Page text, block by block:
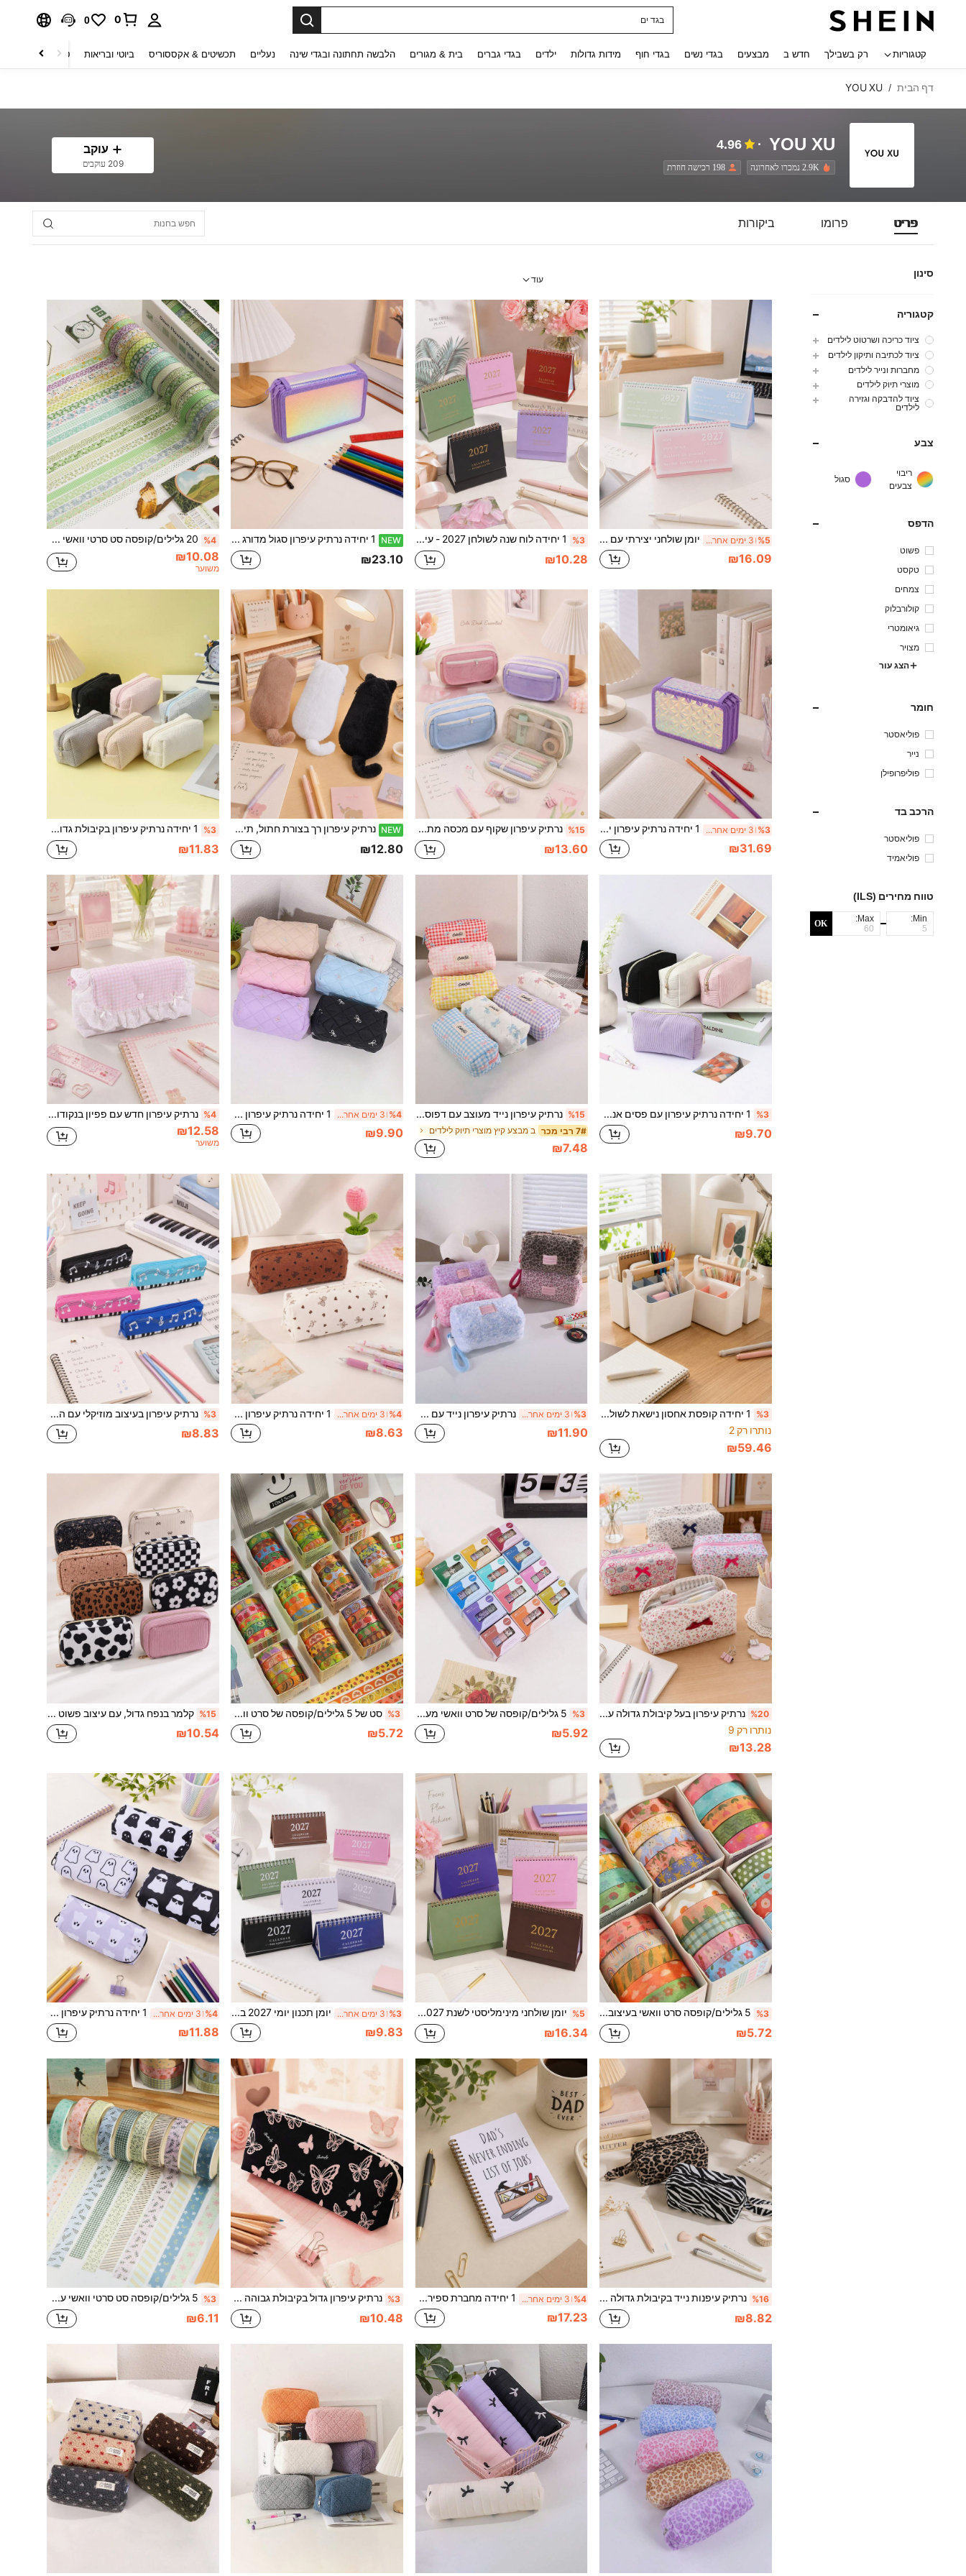
חולצות נשים
0
0
קטגוריות רק בשבילך חדש ב מבצעים בגדי נשים בגדי חוף מידות גדולות ילדים בגדי גברים בית & מגורים הלבשה תחתונה ובגדי שינה נעליים תכשיטים & אקססוריס ביוטי ובריאות טקסטיל לבית
דף הבית /
YOU XU
YOU XU
4.96
2.9K נמכרו לאחרונה 198 רכישה חוזרת
עוקב
209 עוקבים
פריט פרומו ביקורות
סינון
קטגוריה
ציוד כריכה ושרטוט לילדים
ציוד לכתיבה ותיקון לילדים
מחברות ונייר לילדים
מוצרי תיוק לילדים
ציוד להדבקה וגזירה
לילדים
צבע
ריבוי
צבעים
סגול
הדפס
פשוט
טקסט
צמחים
קולורבלוק
גיאומטרי
מצויר
הצג עור
חומר
פוליאסטר
נייר
פוליפרופילן
הרכב בד
פוליאסטר
פוליאמיד
טווח מחירים (ILS)
Min:
Max:
OK
עוד
%5 3 ימים אחרונים יומן שולחני יצירתי עם צבעי מעבר לשנת 2027, תכנון למשרד ולימודים, ספר רישום למעקב משמעת עצמית, חזרה לבית הספר
₪16.09
%3 1 יחידה לוח שנה לשולחן 2027 - עיצוב אנכי קומפקטי עם דפדוף, כריכת טבעת מתכת עמידה, פריסה חודשית ברורה, למשרד ביתי או לבית הספר, חזרה לבית הספר
₪10.28
NEW 1 יחידה נרתיק עיפרון סגול מדורג 2 שכבות, תיק אחסון כלי כתיבה לתלמידים עם דוגמת קשקשי דגים, לאחסון עטי רישום, מתנת חזרה לבית הספר לחברים
₪23.10
%4 20 גלילים/קופסה סט סרטי וואשי בעיצוב רטרו של צמחים ופרחים, 0.7 מ"מ, 2 מטרים, דוגמת טבע, לסקרפבוקינג, עבודות יד DIY, חזרה לבית הספר
₪10.08
משוער
%3 3 ימים אחרונים 1 יחידה נרתיק עיפרון יצירתי 3 שכבות סגול, תיק אחסון כלי כתיבה לסטודנטים בקיבולת גדולה עם 52 חורים, מארגן פריטי שולחן, חזרה לבית הספר
₪31.69
%15 נרתיק עיפרון שקוף עם מכסה מתהפך 9 שכבות, תיק כלי כתיבה נייד לתלמידים, תיק אחסון לפריטי שולחן וכלי כתיבה ללימודים, חזרה לבית הספר
₪13.60
NEW נרתיק עיפרון רך בצורת חתול, תיק כלי כתיבה נייד לסטודנטים, מארגן שולחן לפריטי משרד, פריט חובה לציוד בית ספר לעונת החזרה ללימודים
₪12.80
%3 1 יחידה נרתיק עיפרון בקיבולת גדולה - עיצוב אישי פשוט בצבע אחיד, נרתיק עיפרון מרווח ומאורגן היטב, מתנה לחזרה לבית הספר
₪11.83
%3 1 יחידה נרתיק עיפרון עם פסים אנכיים בצבע אחיד, תיק כלי כתיבה נייד, ציוד בית ספר לחברים גדולים ותלמידי בית ספר יסודי, מתנה לחברים
₪9.70
%15 נרתיק עיפרון נייד מעוצב עם דפוס פסים וסרטים, תיק אחסון ומארגן שולחן, נרתיק עיפרון לאחסון כלי כתיבה, ציוד חיוני לחזרה לבית הספר
7# רבי מכר ב מבצע קיץ מוצרי תיוק לילדים
₪7.48
%4 3 ימים אחרונים 1 יחידה נרתיק עיפרון עם דוגמת רקמה של פפיון צבעוני, תיק אחסון כלי כתיבה יצירתי בקיבולת גדולה, מושלם לציוד חזרה לבית הספר
₪9.90
%4 נרתיק עיפרון חדש עם פפיון בנקודות, תיק אחסון כלי כתיבה מודפס, מארגן פריטי שולחן, נרתיק עיפרון חובה לתלמידים, חזרה לבית הספר
₪12.58
משוער
%3
1 יחידה קופסת אחסון נישאת לשולחן עם 3 תאים, קופסת ארגון יצירתית נערמת, לשלטים, מוצרי בית בסיסיים, לחזרה ללימודים
נותרו רק 2
₪59.46
%3 3 ימים אחרונים נרתיק עיפרון נייד עם הדפס נמר יצירתי, עיצוב פתיחה רחבה אופנתי, לאחסון עבור סטודנטים ללימודים וחזרה לבית הספר
₪11.90
%4 3 ימים אחרונים 1 יחידה נרתיק עיפרון עם דפוס לב וסרט, תיק כלי כתיבה נייד בסגנון וינטג' לאחסון עטים, מושלם ללימודים וציוד משרדי, חזרה לבית הספר
₪8.63
%3 נרתיק עיפרון בעיצוב מוזיקלי עם הדפס פסנתר, תיק קל משקל עם רוכסן לאחסון עטים, טושים וציוד כתיבה, פריט חובה לחזרה לבית הספר וציוד לימודי
₪8.83
%20
נרתיק עיפרון בעל קיבולת גדולה עם דפוס פרחים יפה, לאחסון כלי כתיבה של תלמידים וציוד משרדי, פריט חובה לחזרה לבית הספר
נותרו רק 9
₪13.28
%3 5 גלילים/קופסה של סרט וואשי מעוטר בדוגמת צמחים ופרחים וינטג' אלגנטית, עם שילובי צבעים שונים, סרט פרחוני מעוצב, חזרה לבית הספר
₪5.92
%3 סט של 5 גלילים/קופסה של סרט וואשי מעוצב במוטיב פירות טעימים, עיצובי הדפסת פירות מגוונים, סרט דקורטיבי, מתאים ליצירה DIY, לחזרה לבית הספר
₪5.72
%15 קלמר בנפח גדול, עם עיצוב פשוט של פרחים, סרטים ולב, לאחסון כלי כתיבה של תלמידים, פריט חובה לעונת החזרה לבית הספר
₪10.54
%3 5 גלילים/קופסה סרט וואשי בעיצוב אביב ושמש חמים, בגוונים חמים, עם דוגמאות יפות של בעלי חיים וצמחים ופרחים, מתאים לניירייה, לחזרה לבית הספר
₪5.72
%5 יומן שולחני מינימליסטי לשנת 2027, יומן לו"ז יומי לרישום בדיקות, לשימוש בלימודים ובמשרד - מתנה לחברים, חזרה לבית הספר
₪16.34
%3 3 ימים אחרונים יומן תכנון יומי 2027 בסגנון ארוך, עיצוב יצירתי בצבעי מאקרון פסטל, כריכת ספירלת מתכת עם דפים נפתחים, חזרה לבית הספר
₪9.83
%4 3 ימים אחרונים 1 יחידה נרתיק עיפרון עם דפוס הומוריסטי, לשימוש לציוד כיתה, ציוד למבחנים ואחסון שונות לשולחן, חזרה לבית הספר
₪11.88
%16 נרתיק עיפנות נייד בקיבולת גדולה עם הדפס נמר, נרתיק עיפנות יצירתי נייד עם דוגמת חיות, לשימוש סטודנטים לחזרה לבית הספר, חזרה לבית הספר
₪8.82
%4 3 ימים אחרונים 1 יחידה מחברת ספירלה עם רשימת תיוג לבית, מתנה חגיגית כיפית, מחברת ניידת מסוגננת 21 ס"מ, ציוד לבית ולמשרד, חזרה לבית הספר
₪17.23
%3 נרתיק עיפרון גדול בקיבולת גבוהה בעיצוב פרפר, מארגן כלי כתיבה עם רוכסן חלק, מושלם לבית הספר, למשרד ולנסיעות, תיק עיפרון לחזרה ללימודים
₪10.48
%3 5 גלילים/קופסה סט סרטי וואשי עם דוגמאות צמחים, פרחים ודוגמאות גיאומטריות, עם עיצובי הדפסה של פרחים ודוגמאות גיאומטריות, חזרה לבית הספר
₪6.11